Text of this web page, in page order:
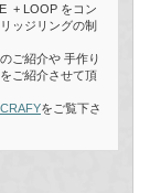
+ LOOP をコン
ッジリングの制
ご紹介や 手作り
ご紹介させて頂
CRAFYをご覧下さ